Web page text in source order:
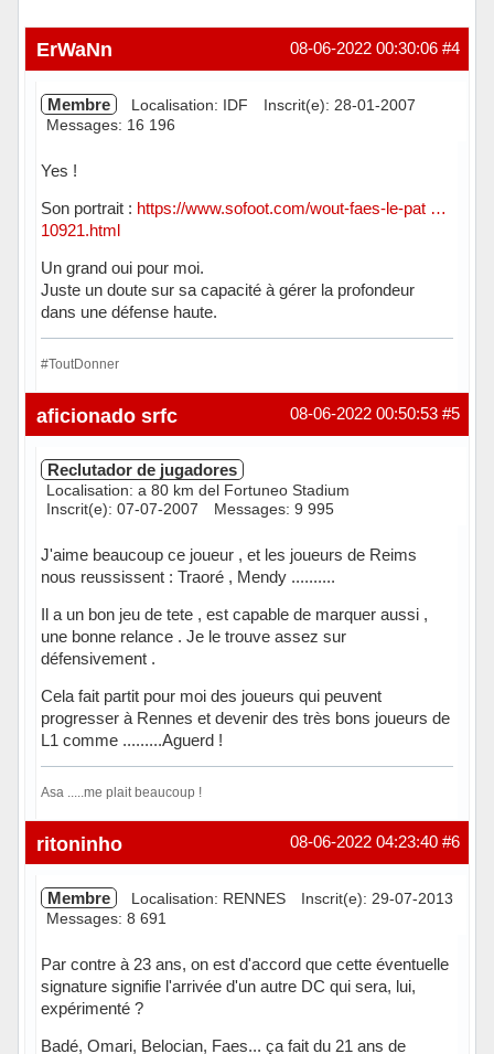
#4
08-06-2022 00:30:06
ErWaNn
Membre Localisation: IDF
Inscrit(e): 28-01-2007
Messages: 16 196
Yes !
Son portrait : https://www.sofoot.com/wout-faes-le-pat …
10921.html
Un grand oui pour moi.
Juste un doute sur sa capacité à gérer la profondeur
dans une défense haute.
#ToutDonner
Hors ligne #5
08-06-2022 00:50:53
aficionado srfc
Reclutador de jugadores
Localisation: a 80 km del Fortuneo Stadium
Inscrit(e): 07-07-2007
Messages: 9 995
J'aime beaucoup ce joueur , et les joueurs de Reims
nous reussissent : Traoré , Mendy ..........
Il a un bon jeu de tete , est capable de marquer aussi ,
une bonne relance . Je le trouve assez sur
défensivement .
Cela fait partit pour moi des joueurs qui peuvent
progresser à Rennes et devenir des très bons joueurs de
L1 comme .........Aguerd !
Asa .....me plait beaucoup !
Hors ligne #6
08-06-2022 04:23:40
ritoninho
Membre Localisation: RENNES
Inscrit(e): 29-07-2013
Messages: 8 691
Par contre à 23 ans, on est d'accord que cette éventuelle
signature signifie l'arrivée d'un autre DC qui sera, lui,
expérimenté ?
Badé, Omari, Belocian, Faes... ça fait du 21 ans de